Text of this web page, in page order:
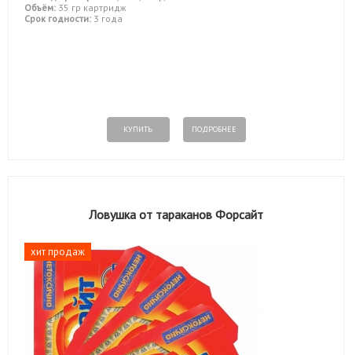
Объём: 35 гр картридж
Срок годности: 3 года
КУПИТЬ ПОДРОБНЕЕ
Ловушка от тараканов Форсайт
хит продаж